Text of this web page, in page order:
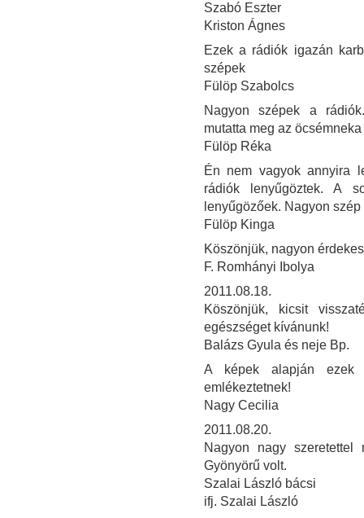
Szabó Eszter
Kriston Ágnes
Ezek a rádiók igazán
szépek
Fülöp Szabolcs
Nagyon szépek a
mutatta meg az
Fülöp Réka
Én nem vagyok annyira
rádiók lenyűgöztek. A
lenyűgözőek. Nagyon
Fülöp Kinga
Köszönjük, nagyon
F. Romhányi Ibolya
2011.08.18.
Köszönjük, kicsit
egészséget kívánunk!
Balázs Gyula és neje Bp.
A képek alapján
emlékeztetnek!
Nagy Cecilia
2011.08.20.
Nagyon nagy
Gyönyörű volt.
Szalai László bácsi
ifj. Szalai László